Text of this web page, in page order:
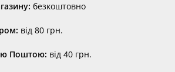
безкоштовно
від 80 грн.
Поштою: від 40 грн.